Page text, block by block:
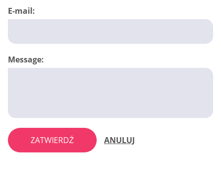
E-mail:
Message:
ZATWIERDŹ ANULUJ